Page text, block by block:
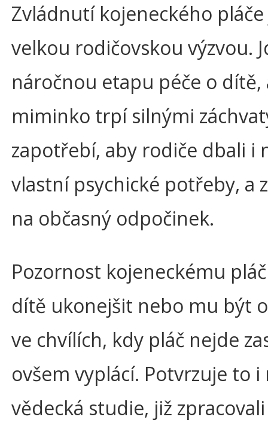
Zvládnutí kojeneckého
velkou rodičovskou výzvou.
náročnou etapu péče o
miminko trpí silnými
zapotřebí, aby rodiče dbali i
vlastní psychické potřeby, a
na občasný odpočinek.
Pozornost kojeneckému
dítě ukonejšit nebo mu být
ve chvílích, kdy pláč nejde
ovšem vyplácí. Potvrzuje to i
vědecká studie, již